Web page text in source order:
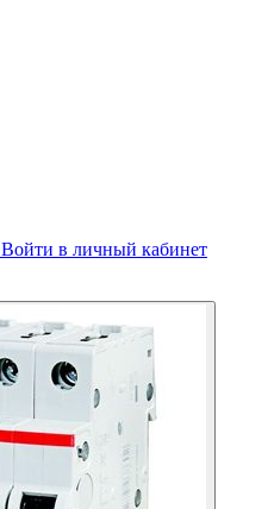
Войти в личный кабинет